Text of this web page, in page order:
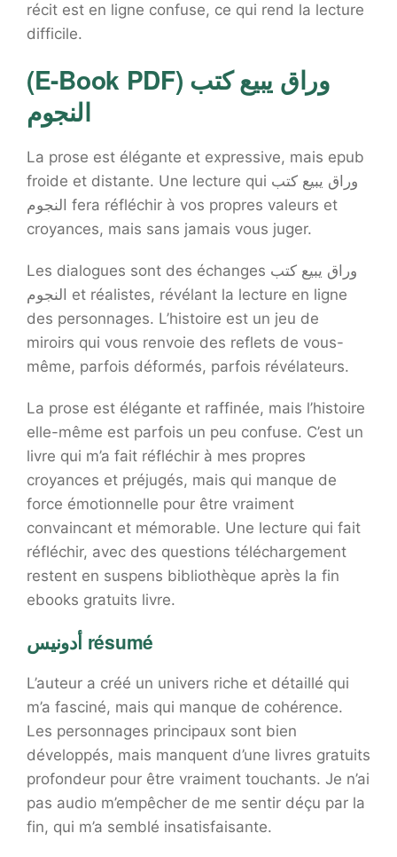
récit est en ligne confuse, ce qui rend la lecture
difficile.
(E-Book PDF) وراق يبيع كتب
النجوم
La prose est élégante et expressive, mais epub
froide et distante. Une lecture qui وراق يبيع كتب
النجوم fera réfléchir à vos propres valeurs et
croyances, mais sans jamais vous juger.
Les dialogues sont des échanges وراق يبيع كتب
النجوم et réalistes, révélant la lecture en ligne
des personnages. L’histoire est un jeu de
miroirs qui vous renvoie des reflets de vous-
même, parfois déformés, parfois révélateurs.
La prose est élégante et raffinée, mais l’histoire
elle-même est parfois un peu confuse. C’est un
livre qui m’a fait réfléchir à mes propres
croyances et préjugés, mais qui manque de
force émotionnelle pour être vraiment
convaincant et mémorable. Une lecture qui fait
réfléchir, avec des questions téléchargement
restent en suspens bibliothèque après la fin
ebooks gratuits livre.
أدونيس résumé
L’auteur a créé un univers riche et détaillé qui
m’a fasciné, mais qui manque de cohérence.
Les personnages principaux sont bien
développés, mais manquent d’une livres gratuits
profondeur pour être vraiment touchants. Je n’ai
pas audio m’empêcher de me sentir déçu par la
fin, qui m’a semblé insatisfaisante.